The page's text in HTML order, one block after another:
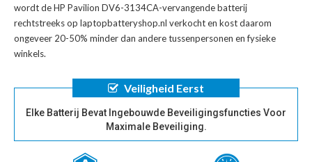
wordt deHP Pavilion DV6-3134CA-vervangende batterij
rechtstreeks op laptopbatteryshop.nl verkocht en kost daarom
ongeveer 20-50% minder dan andere tussenpersonen en fysieke
winkels.
Veiligheid Eerst
Elke Batterij Bevat Ingebouwde Beveiligingsfuncties Voor
Maximale Beveiliging.